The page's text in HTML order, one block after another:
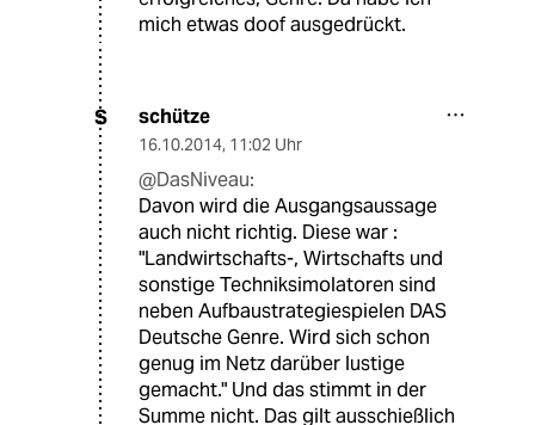
mich etwas doof ausgedrückt.
S schütze
16.10.2014, 11:02 Uhr
@DasNiveau:
Davon wird die Ausgangsaussage
auch nicht richtig. Diese war :
"Landwirtschafts-, Wirtschafts und
sonstige Techniksimolatoren sind
neben Aufbaustrategiespielen DAS
Deutsche Genre. Wird sich schon
genug im Netz darüber lustige
gemacht." Und das stimmt in der
Summe nicht. Das gilt ausschießlich